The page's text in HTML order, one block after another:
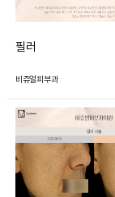
필러
비쥬얼피부과